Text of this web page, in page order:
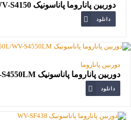
دوربین پاناروما پاناسونیک WV-S4150
دانلود
دوربین پاناروما
دوربین پاناروما پاناسونیک WV-S4550L/WV-S4550LM
دانلود